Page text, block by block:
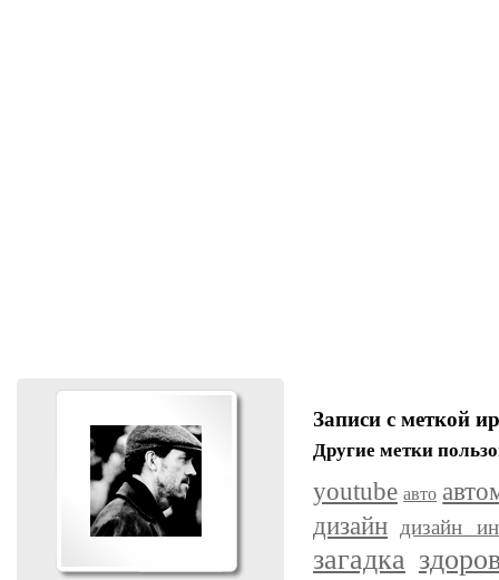
Записи с меткой
Другие метки
youtube авто
дизайн дизайн
загадка